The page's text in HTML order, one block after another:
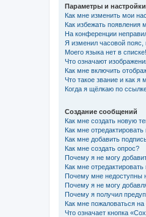
Параметры и
Как мне изменить мои
Как избежать появления
На конференции
Я изменил часовой пояс,
Моего языка нет в списке!
Что означают
Как мне включить
Что такое звание и как я
Когда я щёлкаю по
Создание сообщений
Как мне создать новую
Как мне
Как мне добавить
Как мне создать опрос?
Почему я не могу
Как мне
Почему мне недоступны
Почему я не могу
Почему я получил
Как мне пожаловаться
Что означает кнопка